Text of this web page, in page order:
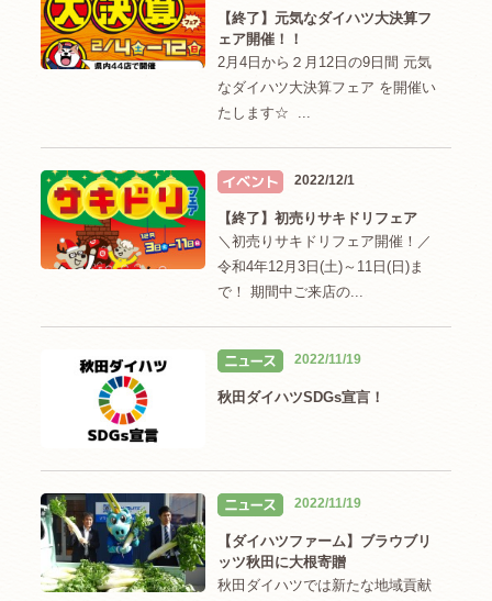
【終了】元気なダイハツ大決算フ
ェア開催！！
2月4日から２月12日の9日間 元気
なダイハツ大決算フェア を開催い
たします☆ ...
2022/12/1
【終了】初売りサキドリフェア
＼初売りサキドリフェア開催！／
令和4年12月3日(土)～11日(日)ま
で！ 期間中ご来店の...
2022/11/19
秋田ダイハツSDGs宣言！
2022/11/19
【ダイハツファーム】ブラウブリ
ッツ秋田に大根寄贈
秋田ダイハツでは新たな地域貢献